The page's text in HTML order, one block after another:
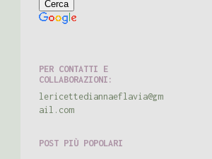
PER CONTATTI E
COLLABORAZIONI:
lericettediannaeflavia@gm
ail.com
POST PIÙ POPOLARI